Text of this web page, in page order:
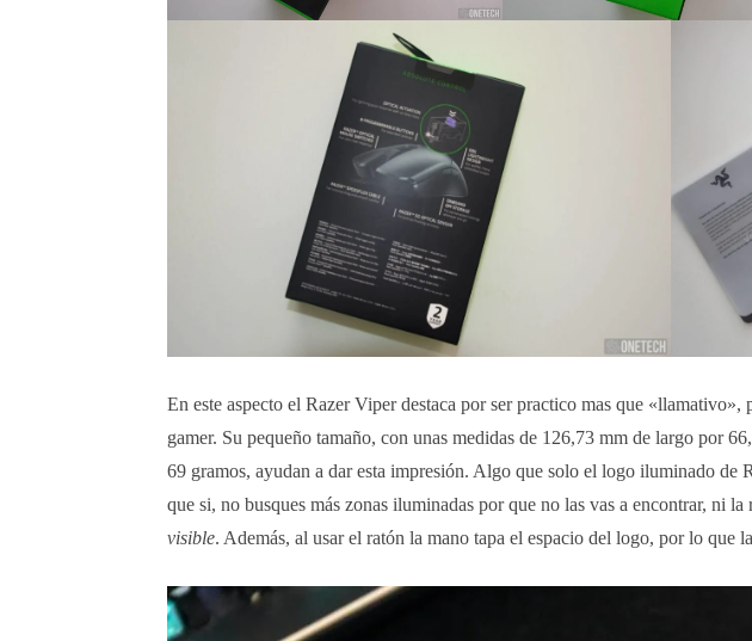
En este aspecto el Razer Viper destaca por ser practico mas que
gamer. Su pequeño tamaño, con unas medidas de 126,73 mm de largo por
69 gramos, ayudan a dar esta impresión. Algo que solo el logo iluminado de
que si, no busques más zonas iluminadas por que no las vas a encontrar, ni
visible. Además, al usar el ratón la mano tapa el espacio del logo, por lo que